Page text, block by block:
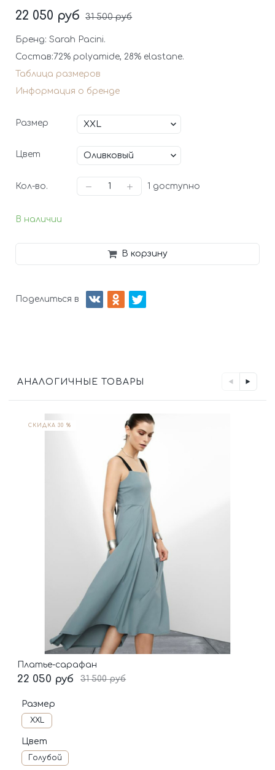
В наличии
22 050 руб 31 500 руб
Бренд: Sarah Pacini.
Состав:72% polyamide, 28% elastane.
Таблица размеров
Информация о бренде
Размер
Цвет
Кол-во. 1 доступно
В корзину
Поделиться в
АНАЛОГИЧНЫЕ ТОВАРЫ
СКИДКА 30 %
Платье-сарафан
22 050 руб 31 500 руб
Размер
XXL
Цвет
Голубой